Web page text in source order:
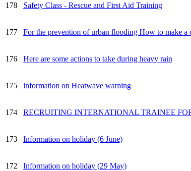
178 Safety Class - Rescue and First Aid Training
177 For the prevention of urban flooding How to make a
176 Here are some actions to take during heavy rain
175 information on Heatwave warning
174 RECRUITING INTERNATIONAL TRAINEE
173 Information on holiday (6 June)
172 Information on holiday (29 May)